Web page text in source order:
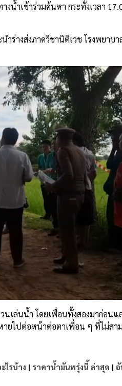
น้ำเข้าร่วมค้นหา กระทั่งเวลา
ร่างส่งภาควิชานิติเวช โรงพยาบ
นเล่นน้ำ โดยเพื่อนทั้งสองมาก่อนแ
ยไปต่อหน้าต่อตาเพื่อน ๆ ที่ไม่สา
ไรบ้าง | ราคาน้ำมันพรุ่งนี้ ล่าสุด |